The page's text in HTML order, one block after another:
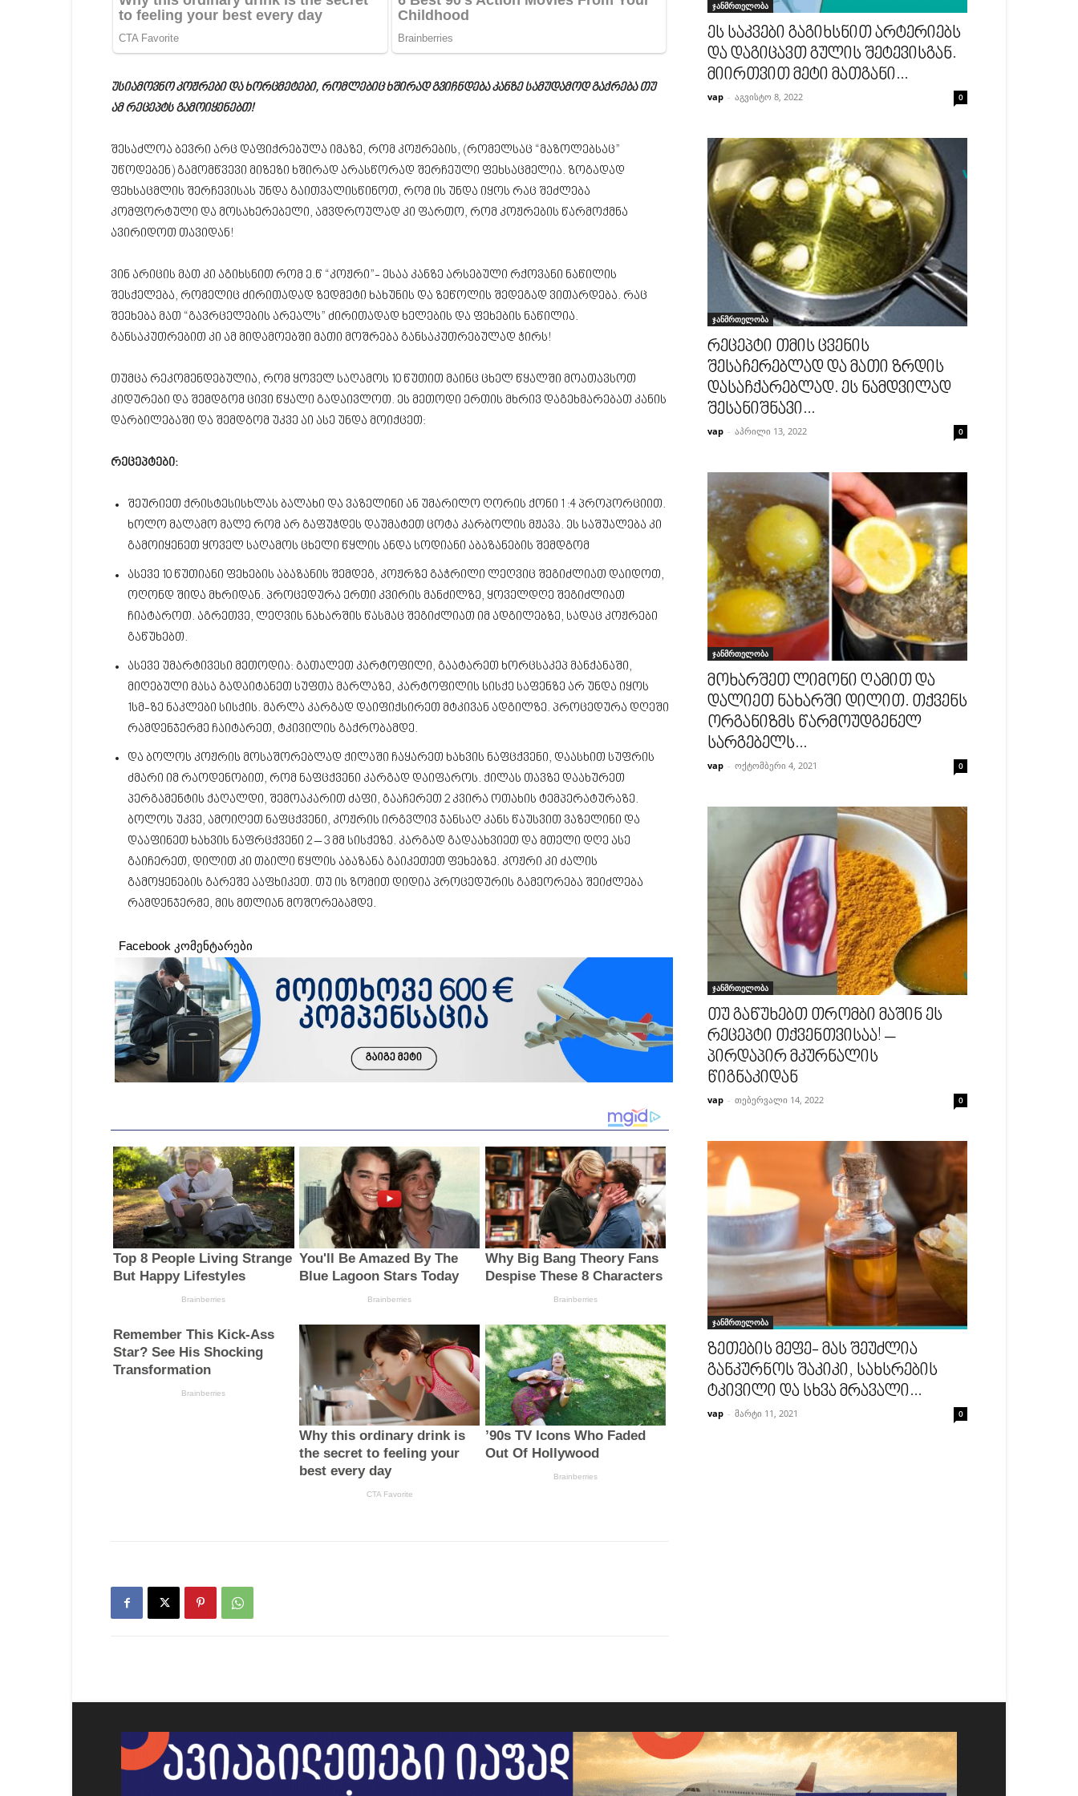
უსიამოვნო კოჟრები და ხორცმეტები, რომლებიც ხშირად გვიჩნდება კანზე სამუდამოდ გაქრება თუ
ამ რეცეპტს გამოიყენებთ!
შესაძლოა ბევრი არც დაფიქრებულა იმაზე, რომ კოჟრების, (რომელსაც “მაზოლებსაც”
უწოდებენ) გამომწვევი მიზეზი ხშირად არასწორად შერჩეული ფეხსაცმელია. ზოგადად
ფეხსაცმლის შერჩევისას უნდა გაითვალისწინოთ, რომ ის უნდა იყოს რაც შეძლება
კომფორტული და მოსახერებელი, ამვდროულად კი ფართო, რომ კოჟრების წარმოქმნა
ავირიდოთ თავიდან!
ვინ არიცის მათ კი აგიხსნით რომ ე.წ “კოჟრი”- ესაა კანზე არსებული რქოვანი ნაწილის
შესქელება, რომელიც ძირითადად ზედმეტი ხახუნის და ზეწოლის შედეგად ვითარდება. რაც
შეეხება მათ “გავრცელების არეალს” ძირითადად ხელების და ფეხების ნაწილია.
განსაკუთრებით კი ამ მიდამოებში მათი მოშრება განსაკუთრებულად ჭირს!
თუმცა რეკომენდებულია, რომ ყოველ საღამოს 10 წუთით მაინც ცხელ წყალში მოათავსოთ
კიდურები და შემდგომ ცივი წყალი გადაივლოთ. ეს მეთოდი ერთის მხრივ დაგეხმარებათ კანის
დარბილებაში და შემდგომ უკვე აი ასე უნდა მოიქცეთ:
რეცეპტები:
შეურიეთ ქრისტესისხლას ბალახი და ვაზელინი ან უმარილო ღორის ქონი 1 :4 პროპორციით.
ხოლო მალამო მალე რომ არ გაფუჭდეს დაუმატეთ ცოტა კარბოლის მჟავა. ეს საშუალება კი
გამოიყენეთ ყოველ საღამოს ცხელი წყლის ანდა სოდიანი აბაზანების შემდგომ
ასევე 10 წუთიანი ფეხების აბაზანის შემდეგ, კოჟრზე გაჭრილი ლეღვიც შეგიძლიათ დაიდოთ,
ოღონდ შიდა მხრიდან. პროცედურა ერთი კვირის მანძილზე, ყოველდღე შეგიძლიათ
ჩიატაროთ. აგრეთვე, ლეღვის ნახარშის წასმაც შეგიძლიათ იმ ადგილებზე, სადაც კოჟრები
გაწუხებთ.
ასევე უმარტივესი მეთოდია: გათალეთ კარტოფილი, გაატარეთ ხორცსაკეპ მანქანაში,
მიღებული მასა გადაიტანეთ სუფთა მარლაზე, კარტოფილის სისქე საფენზე არ უნდა იყოს
1სმ-ზე ნაკლები სისქის. მარლა კარგად დაიფიქსირეთ მტკივან ადგილზე. პროცედურა დღეში
რამდენჯერმე ჩაიტარეთ, ტკივილის გაქრობამდე.
და ბოლოს კოჟრის მოსაშორებლად ქილაში ჩაყარეთ ხახვის ნაფცქვენი, დაასხით სუფრის
ძმარი იმ რაოდენობით, რომ ნაფცქვენი კარგად დაიფაროს. ქილას თავზე დაახურეთ
პერგამენტის ქაღალდი, შემოაკარით ძაფი, გააჩერეთ 2 კვირა ოთახის ტემპერატურაზე.
ბოლოს უკვე, ამოიღეთ ნაფცქვენი, კოჟრის ირგვლივ ჯანსაღ კანს წაუსვით ვაზელინი და
დააფინეთ ხახვის ნაფრცქვენი 2 – 3 მმ სისქეზე. კარგად გადაახვიეთ და მთელი დღე ასე
გაიჩერეთ, დილით კი თბილი წყლის აბაზანა გაიკეთეთ ფეხებზე. კოჟრი კი ძალის
გამოყენების გარეშე ააფხიკეთ. თუ ის ზომით დიდია პროცედურის გამეორება შეიძლება
რამდენჯერმე, მის მთლიან მოშორებამდე.
Facebook კომენტარები
ჯანმრთელობა
ეს საკვები გაგიხსნით არტერიებს
და დაგიცავთ გულის შეტევისგან.
მიირთვით მეტი მათგანი...
vap - აგვისტო 8, 2022 0
ჯანმრთელობა
რეცეპტი თმის ცვენის
შესაჩერებლად და მათი ზრდის
დასაჩქარებლად. ეს ნამდვილად
შესანიშნავი...
vap - აპრილი 13, 2022 0
ჯანმრთელობა
მოხარშეთ ლიმონი ღამით და
დალიეთ ნახარში დილით. თქვენს
ორგანიზმს წარმოუდგენელ
სარგებელს...
vap - ოქტომბერი 4, 2021 0
ჯანმრთელობა
თუ გაწუხებთ თრომბი მაშინ ეს
რეცეპტი თქვენთვისაა! –
პირდაპირ მკურნალის
წიგნაკიდან
vap - თებერვალი 14, 2022 0
ჯანმრთელობა
ზეთების მეფე- მას შეუძლია
განკურნოს შაკიკი, სახსრების
ტკივილი და სხვა მრავალი...
vap - მარტი 11, 2021 0